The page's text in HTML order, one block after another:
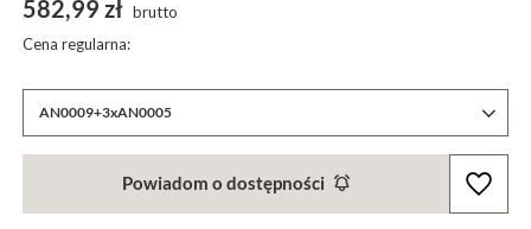
AN0009+3xAN0005
582,99 zł brutto
Cena regularna:
Powiadom o dostępności